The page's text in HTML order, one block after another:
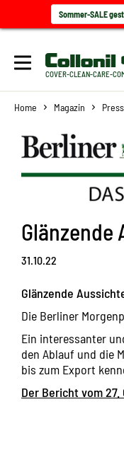
Sommer-SALE
COVER-CLEAN-CARE-
Home Magazin
Glänzende
31.10.22
Glänzende
Die Berliner
Ein interessanter
den Ablauf und die
bis zum Export
Der Bericht vom